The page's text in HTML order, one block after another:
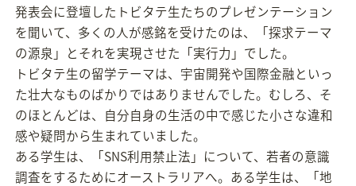
発表会に登壇したトビタテ生たちのプレゼンテーション
を聞いて、多くの人が感銘を受けたのは、「探求テーマ
の源泉」とそれを実現させた「実行力」でした。
トビタテ生の留学テーマは、宇宙開発や国際金融といっ
た壮大なものばかりではありませんでした。むしろ、そ
のほとんどは、自分自身の生活の中で感じた小さな違和
感や疑問から生まれていました。
ある学生は、「SNS利用禁止法」について、若者の意識
調査をするためにオーストラリアへ。ある学生は、「地